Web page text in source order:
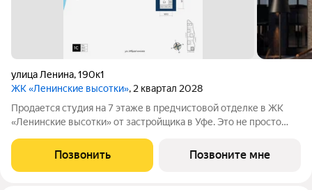
улица Ленина,190к1
ЖК «Ленинские высотки», 2 квартал 2028
Продается студия на 7 этаже в предчистовой отделке в ЖК
«Ленинские высотки» от застройщика в Уфе. Это не просто
реализуется в рамках программы комплексного развития
территории (КРТ) это значит, что
Позвонить Позвоните мне